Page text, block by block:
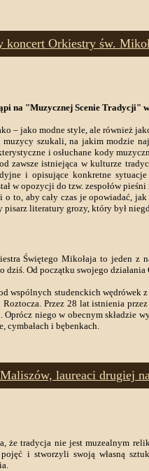
Orkiestry św.
na "Muzycznej Scenie Tradycji"
– jako modne style, ale również
szukali, na jakim modzie
i osłuchane kody
zawsze istniejąca w kulturze
i opisujące konkretne
w opozycji do tzw. zespołów
o to, aby cały czas je opowiadać,
pisarz literatury grozy, który był
Świętego Mikołaja to jeden z
dziś. Od początku swojego
wspólnych studenckich wędrówek
Przez 28 lat istnienia
. Oprócz niego w obecnym składzie
cymbałach i bębenkach.
laureaci drugiej
że tradycja nie jest muzealnym
i stworzyli swoją własną